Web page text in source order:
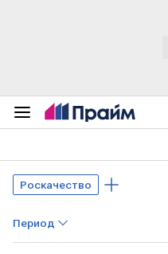
Роскачество
Период